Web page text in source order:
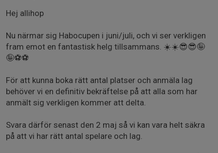
Hej allihop
Nu närmar sig Habocupen i juni/juli, och vi ser verkligen
fram emot en fantastisk helg tillsammans. ☀️☀️😎😎🤪
🤪⚽⚽
För att kunna boka rätt antal platser och anmäla lag
behöver vi en definitiv bekräftelse på att alla som har
anmält sig verkligen kommer att delta.
Svara därför senast den 2 maj så vi kan vara helt säkra
på att vi har rätt antal spelare och lag.